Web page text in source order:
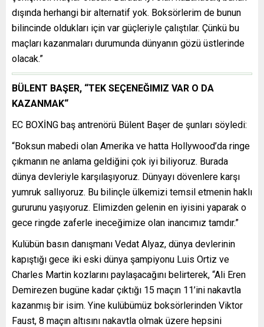
dışında herhangi bir alternatif yok. Boksörlerim de bunun
bilincinde oldukları için var güçleriyle çalıştılar. Çünkü bu
maçları kazanmaları durumunda dünyanın gözü üstlerinde
olacak.”
BÜLENT BAŞER, “TEK SEÇENEĞIMIZ VAR O DA
KAZANMAK“
EC BOXİNG baş antrenörü Bülent Başer de şunları söyledi:
“Boksun mabedi olan Amerika ve hatta Hollywood’da ringe
çıkmanın ne anlama geldiğini çok iyi biliyoruz. Burada
dünya devleriyle karşılaşıyoruz. Dünyayı dövenlere karşı
yumruk sallıyoruz. Bu bilinçle ülkemizi temsil etmenin haklı
gururunu yaşıyoruz. Elimizden gelenin en iyisini yaparak o
gece ringde zaferle ineceğimize olan inancımız tamdır.”
Kulübün basın danışmanı Vedat Alyaz, dünya devlerinin
kapıştığı gece iki eski dünya şampiyonu Luis Ortiz ve
Charles Martin kozlarını paylaşacağını belirterek, “Ali Eren
Demirezen bugüne kadar çıktığı 15 maçın 11’ini nakavtla
kazanmış bir isim. Yine kulübümüz boksörlerinden Viktor
Faust, 8 maçın altısını nakavtla olmak üzere hepsini